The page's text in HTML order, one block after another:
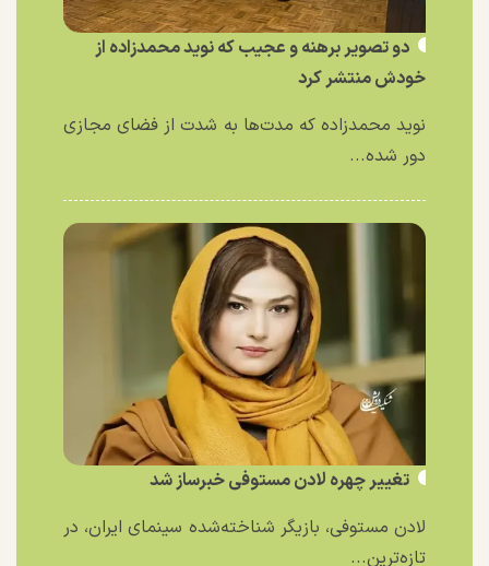
دو تصویر برهنه و عجیب که نوید محمدزاده از
خودش منتشر کرد
نوید محمدزاده که مدت‌ها به شدت از فضای مجازی
دور شده...
تغییر چهره لادن مستوفی خبرساز شد
لادن مستوفی، بازیگر شناخته‌شده سینمای ایران، در
تازه‌ترین...